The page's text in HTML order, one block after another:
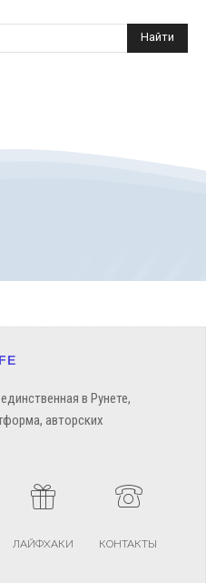
Найти
в Рунете,
авторских
ЛАЙФХАКИ КОНТАКТЫ